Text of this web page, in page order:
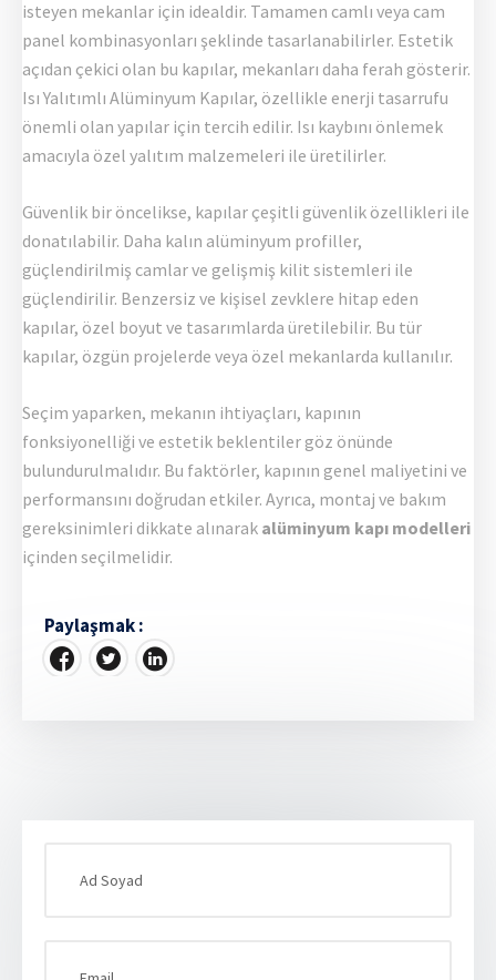
isteyen mekanlar için idealdir. Tamamen camlı veya cam
panel kombinasyonları şeklinde tasarlanabilirler. Estetik
açıdan çekici olan bu kapılar, mekanları daha ferah gösterir.
Isı Yalıtımlı Alüminyum Kapılar, özellikle enerji tasarrufu
önemli olan yapılar için tercih edilir. Isı kaybını önlemek
amacıyla özel yalıtım malzemeleri ile üretilirler.
Güvenlik bir öncelikse, kapılar çeşitli güvenlik özellikleri ile
donatılabilir. Daha kalın alüminyum profiller,
güçlendirilmiş camlar ve gelişmiş kilit sistemleri ile
güçlendirilir. Benzersiz ve kişisel zevklere hitap eden
kapılar, özel boyut ve tasarımlarda üretilebilir. Bu tür
kapılar, özgün projelerde veya özel mekanlarda kullanılır.
Seçim yaparken, mekanın ihtiyaçları, kapının
fonksiyonelliği ve estetik beklentiler göz önünde
bulundurulmalıdır. Bu faktörler, kapının genel maliyetini ve
performansını doğrudan etkiler. Ayrıca, montaj ve bakım
gereksinimleri dikkate alınarak alüminyum kapı modelleri
içinden seçilmelidir.
Paylaşmak :